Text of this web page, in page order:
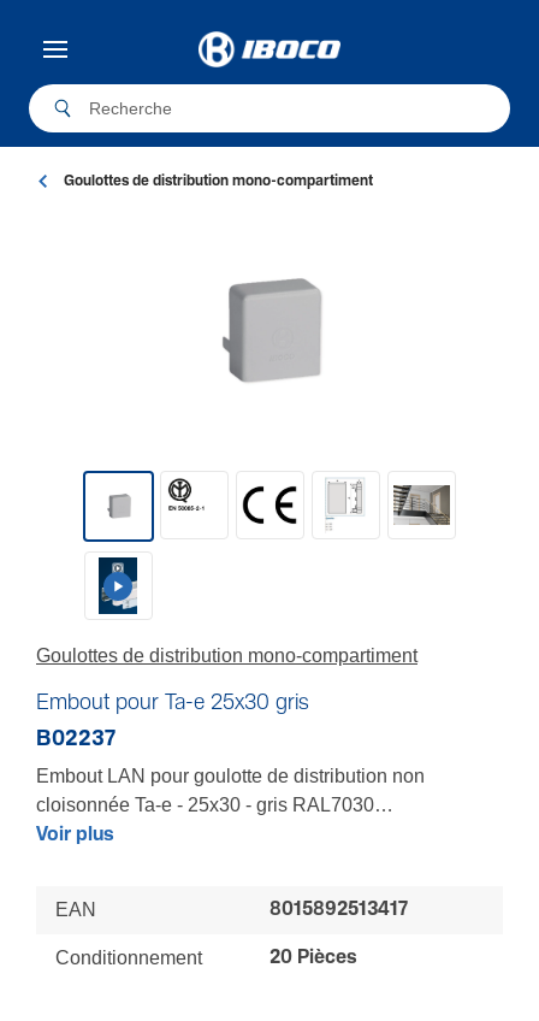
Goulottes de distribution mono-compartiment
Goulottes de distribution mono-compartiment
Embout pour Ta-e 25x30 gris
B02237
Embout LAN pour goulotte de distribution non
cloisonnée Ta-e - 25x30 - gris RAL7030
Pour finaliser vos cheminements avec simplicité et
LES + : Finition parfaite - Installation sécurisée
Voir plus
EAN 8015892513417
Conditionnement 20 Pièces